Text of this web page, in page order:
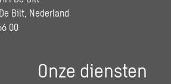
Bilt, Nederland
00
Onze diensten